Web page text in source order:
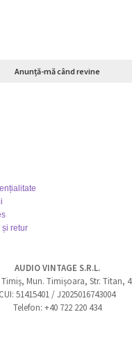
Anunță-mă când revine
și retur
AUDIO VINTAGE S.R.L.
Mun. Timișoara, Str. Titan, 4
CUI: 51415401 / J2025016743004
Telefon: +40 722 220 434